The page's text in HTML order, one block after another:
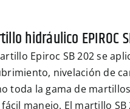
hidráulico
Epiroc SB 202 se
nivelación de
toda la gama de
manejo. El martillo